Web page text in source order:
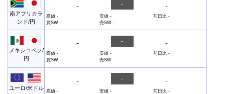
南アフリカラ
ンド/円
- - -
高値- 安値- 前日比 -
買SW- 売SW-
メキシコペソ/
円
- - -
高値- 安値- 前日比 -
買SW- 売SW-
ユーロ/米ドル
- - -
高値- 安値- 前日比 -